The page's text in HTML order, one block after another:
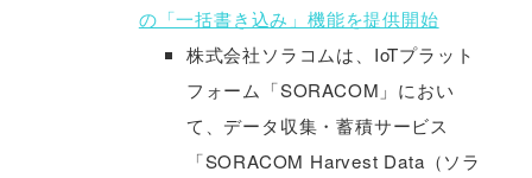
の「一括書き込み」機能を提供開始
株式会社ソラコムは、IoTプラット
フォーム「SORACOM」におい
て、データ収集・蓄積サービス
「SORACOM Harvest Data（ソラ